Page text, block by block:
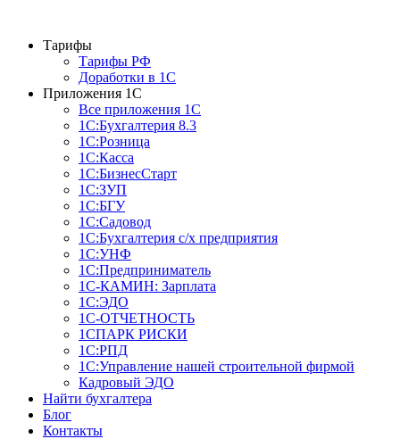
Тарифы
Тарифы РФ
Доработки в 1C
Приложения 1С
Все приложения 1С
1С:Бухгалтерия 8.3
1С:Розница
1С:Касса
1С:БизнесСтарт
1С:ЗУП
1С:БГУ
1С:Садовод
1С:Бухгалтерия с/х предприятия
1С:УНФ
1С:Предприниматель
1С-КАМИН: Зарплата
1С:ЭДО
1С-ОТЧЕТНОСТЬ
1СПАРК РИСКИ
1С:РПД
1С:Управление нашей строительной фирмой
Кадровый ЭДО
Найти бухгалтера
Блог
Контакты